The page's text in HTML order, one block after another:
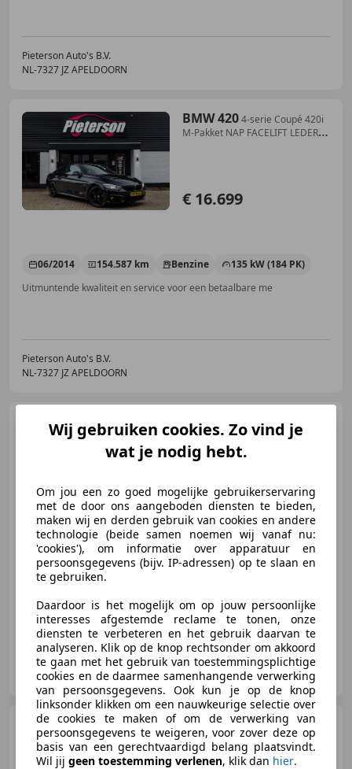
Pieterson Auto's B.V.
NL-7327 JZ APELDOORN
BMW 4204-serie Coupé 420i
M-Pakket NAP FACELIFT LEDER
€ 16.699
06/2014 154.587 km Benzine
135 kW (184 PK)
Uitmuntende kwaliteit en service voor een betaalbare me
Pieterson Auto's B.V.
NL-7327 JZ APELDOORN
BMW 520
5-serie 520i M-
Pakket NAP ORIGINEEL NL
TREKHAAK CL
€ 11.899
10/2013 191.256 km Benzine
135 kW (184 PK)
Pieterson Auto's B.V.
NL-7327 JZ APELDOORN
Mercedes-Benz S 350
AMG PAKKET PANO NETTE
STAAT!
Wij gebruiken cookies. Zo vind je
wat je nodig hebt.
Om jou een zo goed mogelijke gebruikerservaring
met de door ons aangeboden diensten te bieden,
maken wij en derden gebruik van cookies en andere
technologie (beide samen noemen wij vanaf nu:
'cookies'), om informatie over apparatuur en
persoonsgegevens (bijv. IP-adressen) op te slaan en
te gebruiken.
Daardoor is het mogelijk om op jouw persoonlijke
interesses afgestemde reclame te tonen, onze
diensten te verbeteren en het gebruik daarvan te
analyseren. Klik op de knop rechtsonder om akkoord
te gaan met het gebruik van toestemmingsplichtige
cookies en de daarmee samenhangende verwerking
van persoonsgegevens. Ook kun je op de knop
linksonder klikken om een nauwkeurige selectie over
de cookies te maken of om de verwerking van
persoonsgegevens te weigeren, voor zover deze op
basis van een gerechtvaardigd belang plaatsvindt.
Wil jij geen toestemming verlenen, klik dan hier.